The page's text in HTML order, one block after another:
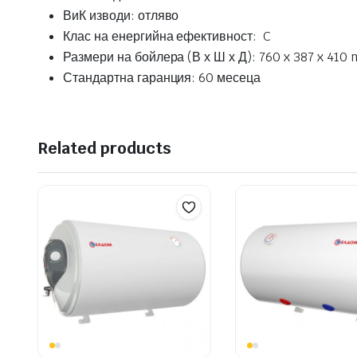
ВиК изводи: отляво
Клас на енергийна ефективност: C
Размери на бойлера (В х Ш х Д): 760 x 387 x 410
Стандартна гаранция: 60 месеца
Related products